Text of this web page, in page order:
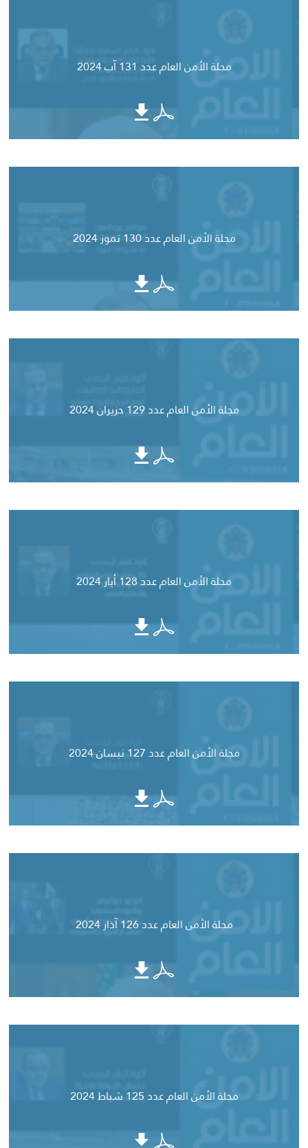
مجلة الأمن العام عدد 131 آب 2024
مجلة الأمن العام عدد 130 تموز 2024
مجلة الأمن العام عدد 129 حزيران 2024
مجلة الأمن العام عدد 128 أيار 2024
مجلة الأمن العام عدد 127 نيسان 2024
مجلة الأمن العام عدد 126 آذار 2024
مجلة الأمن العام عدد 125 شباط 2024